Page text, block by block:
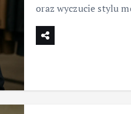
oraz wyczucie stylu